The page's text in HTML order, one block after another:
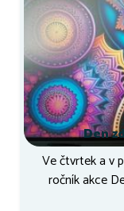
Den
Ve čtvrtek a v
ročník akce